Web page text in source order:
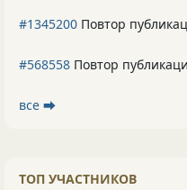
#1345200 Повтор
#568558 Повтор
все ⮕
ТОП УЧАСТНИКОВ